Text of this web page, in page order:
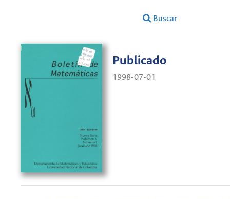
Buscar
Publicado
1998-07-01